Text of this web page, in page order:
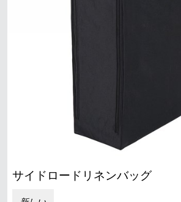
サイドロードリネンバッグ